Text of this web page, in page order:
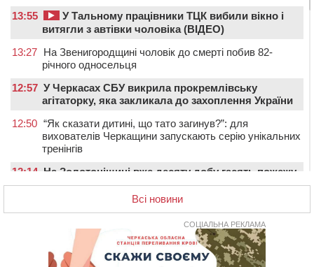
13:55
У Тальному працівники ТЦК вибили вікно і
витягли з автівки чоловіка (ВІДЕО)
13:27 На Звенигородщині чоловік до смерті побив 82-
річного односельця
12:57 У Черкасах СБУ викрила прокремлівську
агітаторку, яка закликала до захоплення України
12:50 “Як сказати дитині, що тато загинув?”: для
вихователів Черкащини запускають серію унікальних
тренінгів
12:14 На Золотоніщині вже десяту добу гасять пожежу
торфу
Захисника зі Звенигородщини, який обороняв
Авдіївку, нагородили “Комбатантським хрестом”
Всі новини
СОЦІАЛЬНА РЕКЛАМА